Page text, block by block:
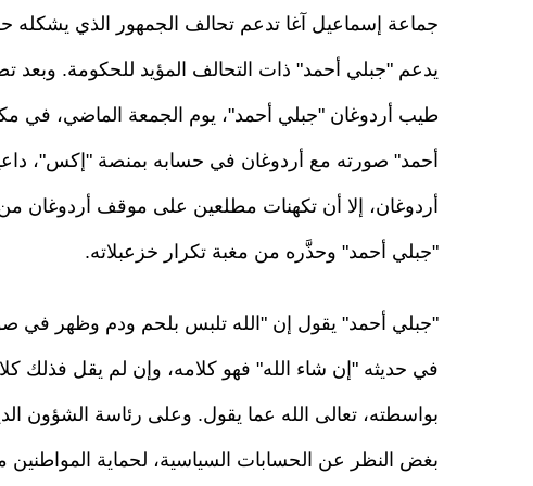
جماعة إسماعيل آغا تدعم تحالف الجمهور الذي يشكله
يدعم "جبلي أحمد" ذات التحالف المؤيد للحكومة. وبعد
طيب أردوغان "جبلي أحمد"، يوم الجمعة الماضي، في
أحمد" صورته مع أردوغان في حسابه بمنصة "إكس"،
أردوغان، إلا أن تكهنات مطلعين على موقف أردوغان
"جبلي أحمد" وحذَّره من مغبة تكرار خزعبلاته.
"جبلي أحمد" يقول إن "الله تلبس بلحم ودم وظهر في
في حديثه "إن شاء الله" فهو كلامه، وإن لم يقل فذلك
بواسطته، تعالى الله عما يقول. وعلى رئاسة الشؤون
بغض النظر عن الحسابات السياسية، لحماية المواطنين